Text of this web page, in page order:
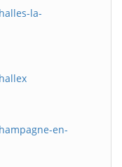
la-
en-